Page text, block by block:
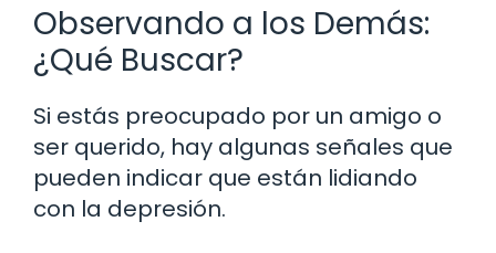
Observando a los Demás:
¿Qué Buscar?
Si estás preocupado por un amigo o
ser querido, hay algunas señales que
pueden indicar que están lidiando
con la depresión.